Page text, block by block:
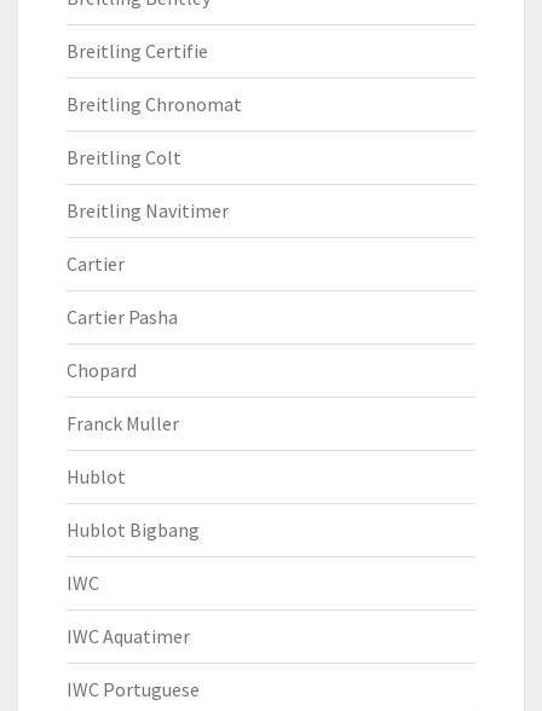
Breitling Certifie
Breitling Chronomat
Breitling Colt
Breitling Navitimer
Cartier
Cartier Pasha
Chopard
Franck Muller
Hublot
Hublot Bigbang
IWC
IWC Aquatimer
IWC Portuguese